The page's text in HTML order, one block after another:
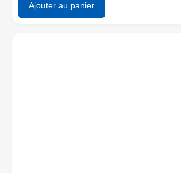
Ajouter au panier